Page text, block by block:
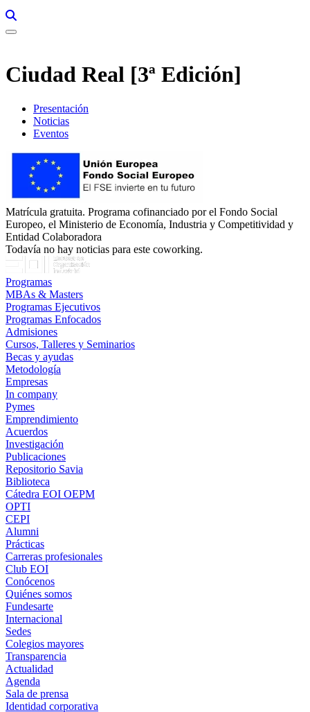
Ciudad Real [3ª Edición]
Presentación
Noticias
Eventos
Matrícula gratuita. Programa cofinanciado por el Fondo Social
Europeo, el Ministerio de Economía, Industria y Competitividad y
Entidad Colaboradora
Todavía no hay noticias para este coworking.
Programas
MBAs & Masters
Programas Ejecutivos
Programas Enfocados
Admisiones
Cursos, Talleres y Seminarios
Becas y ayudas
Metodología
Empresas
In company
Pymes
Emprendimiento
Acuerdos
Investigación
Publicaciones
Repositorio Savia
Biblioteca
Cátedra EOI OEPM
OPTI
CEPI
Alumni
Prácticas
Carreras profesionales
Club EOI
Conócenos
Quiénes somos
Fundesarte
Internacional
Sedes
Colegios mayores
Transparencia
Actualidad
Agenda
Sala de prensa
Identidad corporativa